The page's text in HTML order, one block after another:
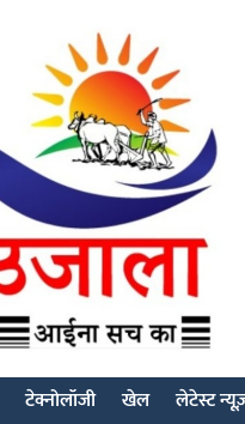
टेक्नोलॉजी खेल लेटेस्ट